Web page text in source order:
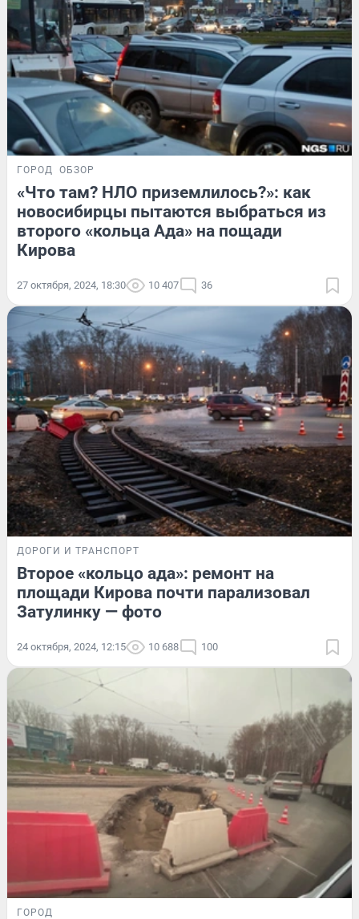
ГОРОД ОБЗОР
«Что там? НЛО приземлилось?»: как
новосибирцы пытаются выбраться из
второго «кольца Ада» на пощади
Кирова
27 октября, 2024, 18:30 10 407 36
ДОРОГИ И ТРАНСПОРТ
Второе «кольцо ада»: ремонт на
площади Кирова почти парализовал
Затулинку — фото
24 октября, 2024, 12:15 10 688 100
ГОРОД